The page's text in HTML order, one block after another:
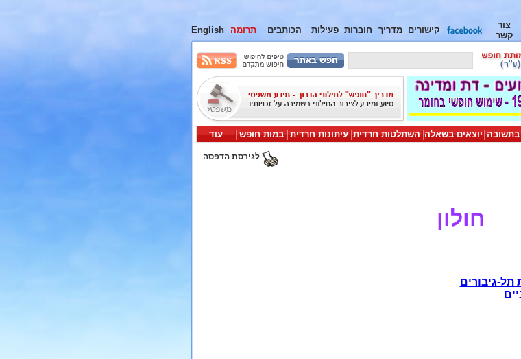
צור
קשר
קישורים מדריך חוברות פעילות הכותבים תרומה English
יוצאים בשאלה השתלטות חרדית עיתונות חרדית במות חופש עוד
לגירסת הדפסה
חולון
גיבורים